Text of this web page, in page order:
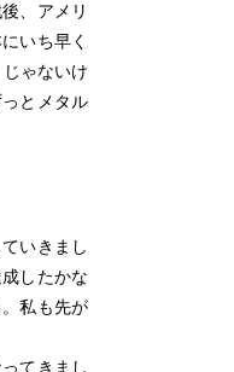
、アメリ
いち早く
ゃないけ
とメタル
いきまし
したかな
私も先が
てきまし